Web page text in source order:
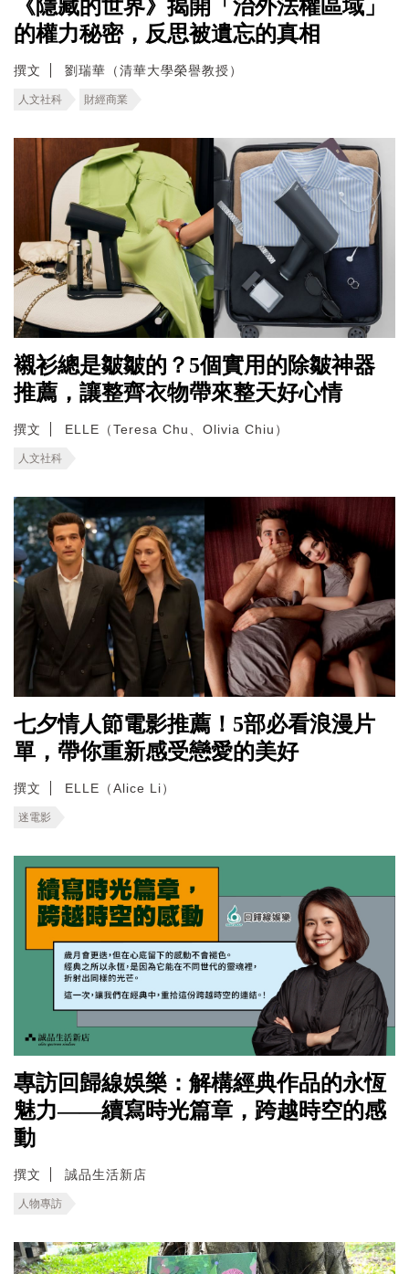
《隱藏的世界》揭開「治外法權區域」
的權力秘密，反思被遺忘的真相
撰文 劉瑞華（清華大學榮譽教授）
人文社科 財經商業
襯衫總是皺皺的？5個實用的除皺神器
推薦，讓整齊衣物帶來整天好心情
撰文 ELLE（Teresa Chu、Olivia Chiu）
人文社科
七夕情人節電影推薦！5部必看浪漫片
單，帶你重新感受戀愛的美好
撰文 ELLE（Alice Li）
迷電影
專訪回歸線娛樂：解構經典作品的永恆
魅力——續寫時光篇章，跨越時空的感
動
撰文 誠品生活新店
人物專訪